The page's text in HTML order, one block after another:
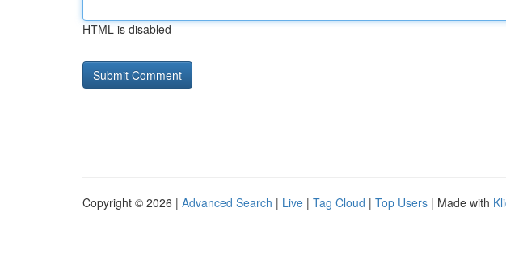
HTML is disabled
Copyright © 2026 | Advanced Search | Live | Tag Cloud | Top Users | Made with